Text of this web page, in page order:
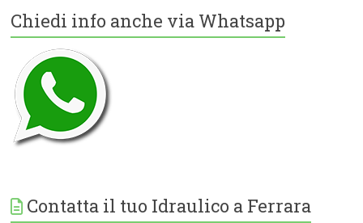
Chiedi info anche via Whatsapp
Contatta il tuo Idraulico a Ferrara